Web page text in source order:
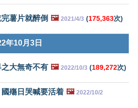
薯片就醉倒 🖼️ 2021/4/3 (175,363次)
年10月3日
大無奇不有 🖼️ 2022/10/3 (189,272次)
殤日哭喊要活着 🖼️ 2022/10/2